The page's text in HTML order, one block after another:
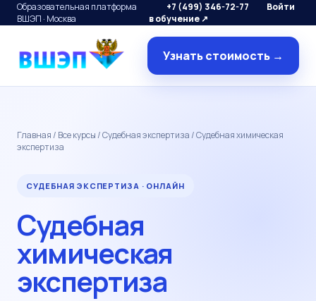
Образовательная платформа
ВШЭП · Москва
+7 (499) 346-72-77
Войти
в обучение ↗
Узнать стоимость →
Главная / Все курсы /Судебная экспертиза / Судебная химическая
экспертиза
СУДЕБНАЯ ЭКСПЕРТИЗА · ОНЛАЙН
Судебная
химическая
экспертиза